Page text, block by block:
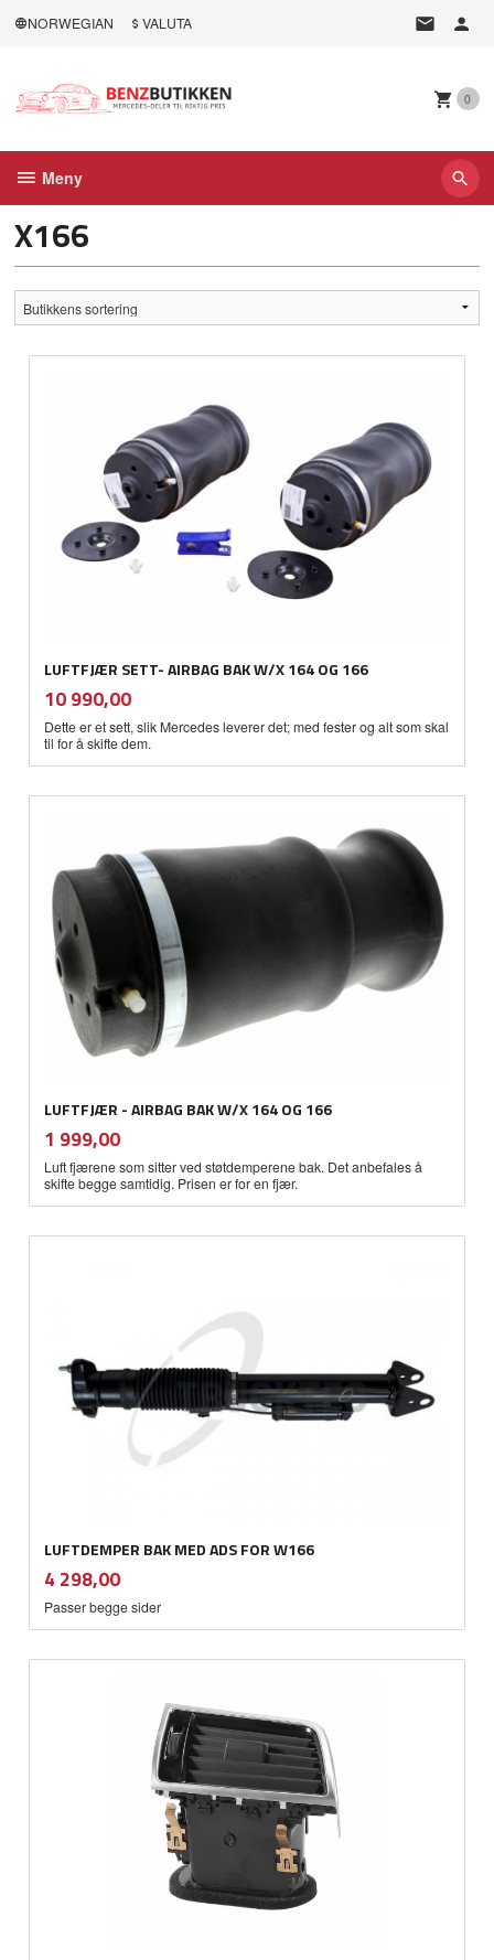
NORWEGIAN VALUTA
0
Meny
X166
LUFTFJÆR SETT- AIRBAG BAK W/X 164 OG 166
Pris
10 990,00mva.
Dette er et sett, slik Mercedes leverer det; med fester og alt som skal
til for å skifte dem.
LUFTFJÆR - AIRBAG BAK W/X 164 OG 166
Pris
1 999,00mva.
Luft fjærene som sitter ved støtdemperene bak. Det anbefales å
skifte begge samtidig. Prisen er for en fjær.
LUFTDEMPER BAK MED ADS FOR W166
Pris
4 298,00mva.
Passer begge sider